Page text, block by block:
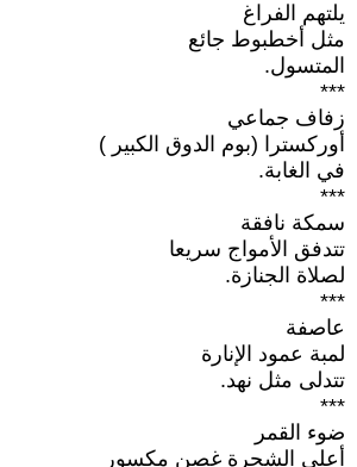
يلتهم الفراغ
مثل أخطبوط جائع
المتسول.
***
زفاف جماعي
أوركسترا (بوم الدوق الكبير )
في الغابة.
***
سمكة نافقة
تتدفق الأمواج سريعا
لصلاة الجنازة.
***
عاصفة
لمبة عمود الإنارة
تتدلى مثل نهد.
***
ضوء القمر
أعلى الشجرة غصن مكسور